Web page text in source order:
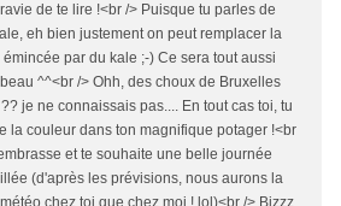
de te lire !<br /> Puisque tu parles de
eh bien justement on peut remplacer la
par du kale ;-) Ce sera tout aussi
^^<br /> Ohh, des choux de Bruxelles
je ne connaissais pas.... En tout cas toi, tu
la couleur dans ton magnifique potager !<br
et te souhaite une belle journée
(d'après les prévisions, nous aurons la
chez toi que chez moi ! lol)<br /> Bizzz